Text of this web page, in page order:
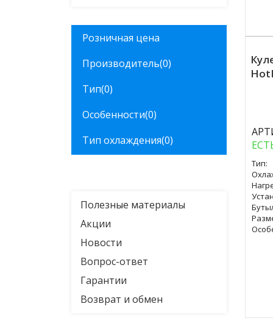
Розничная цена
Производитель(0)
Тип(0)
Особенности(0)
Тип охлаждения(0)
Полезные материалы
Акции
Новости
Вопрос-ответ
Гарантии
Возврат и обмен
Тип: